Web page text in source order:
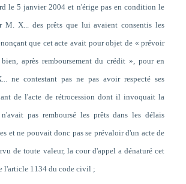
le 5 janvier 2004 et n'érige pas en condition le
M. X... des prêts que lui avaient consentis les
que cet acte avait pour objet de « prévoir
après remboursement du crédit », pour en
ne contestant pas ne pas avoir respecté ses
de l'acte de rétrocession dont il invoquait la
pas remboursé les prêts dans les délais
et ne pouvait donc pas se prévaloir d'un acte de
de toute valeur, la cour d'appel a dénaturé cet
l'article 1134 du code civil ;